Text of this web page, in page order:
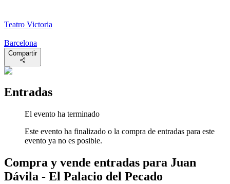
Teatro Victoria
Barcelona
Compartir
Entradas
El evento ha terminado
Este evento ha finalizado o la compra de entradas para este
evento ya no es posible.
Compra y vende entradas para Juan
Dávila - El Palacio del Pecado